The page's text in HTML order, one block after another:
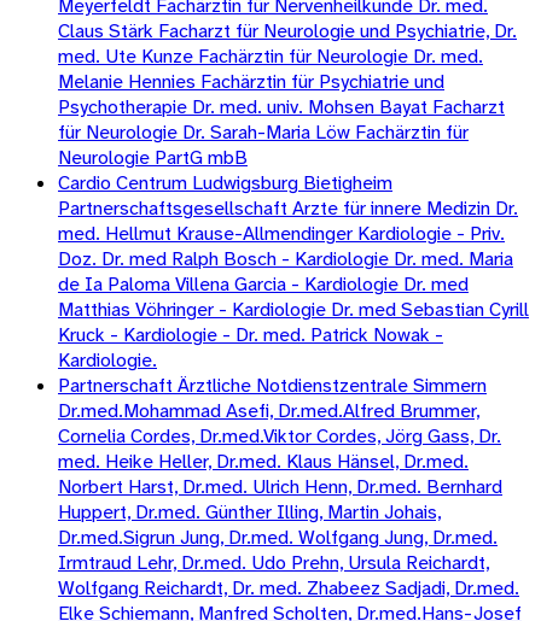
Meyerfeldt Fachärztin für Nervenheilkunde Dr. med.
Claus Stärk Facharzt für Neurologie und Psychiatrie, Dr.
med. Ute Kunze Fachärztin für Neurologie Dr. med.
Melanie Hennies Fachärztin für Psychiatrie und
Psychotherapie Dr. med. univ. Mohsen Bayat Facharzt
für Neurologie Dr. Sarah-Maria Löw Fachärztin für
Neurologie PartG mbB
Cardio Centrum Ludwigsburg Bietigheim
Partnerschaftsgesellschaft Arzte für innere Medizin Dr.
med. Hellmut Krause-Allmendinger Kardiologie - Priv.
Doz. Dr. med Ralph Bosch - Kardiologie Dr. med. Maria
de Ia Paloma Villena Garcia - Kardiologie Dr. med
Matthias Vöhringer - Kardiologie Dr. med Sebastian Cyrill
Kruck - Kardiologie - Dr. med. Patrick Nowak -
Kardiologie.
Partnerschaft Ärztliche Notdienstzentrale Simmern
Dr.med.Mohammad Asefi, Dr.med.Alfred Brummer,
Cornelia Cordes, Dr.med.Viktor Cordes, Jörg Gass, Dr.
med. Heike Heller, Dr.med. Klaus Hänsel, Dr.med.
Norbert Harst, Dr.med. Ulrich Henn, Dr.med. Bernhard
Huppert, Dr.med. Günther Illing, Martin Johais,
Dr.med.Sigrun Jung, Dr.med. Wolfgang Jung, Dr.med.
Irmtraud Lehr, Dr.med. Udo Prehn, Ursula Reichardt,
Wolfgang Reichardt, Dr. med. Zhabeez Sadjadi, Dr.med.
Elke Schiemann, Manfred Scholten, Dr.med.Hans-Josef